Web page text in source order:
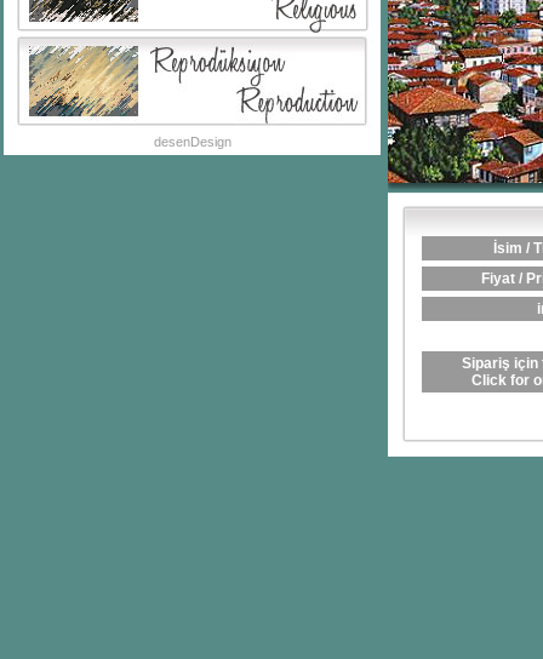
desenDesign
İsim /
Fiyat /
Sipariş için
Click for